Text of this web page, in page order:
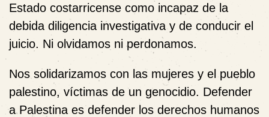
Estado costarricense como incapaz de la
debida diligencia investigativa y de conducir el
juicio. Ni olvidamos ni perdonamos.
Nos solidarizamos con las mujeres y el pueblo
palestino, víctimas de un genocidio. Defender
a Palestina es defender los derechos humanos